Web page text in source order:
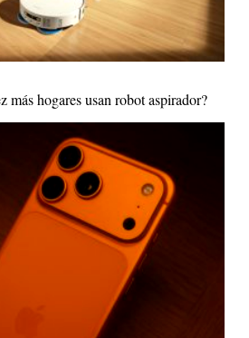
más hogares usan robot aspirador?